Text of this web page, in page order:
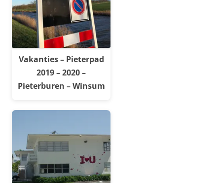
Vakanties – Pieterpad
2019 – 2020 –
Pieterburen – Winsum